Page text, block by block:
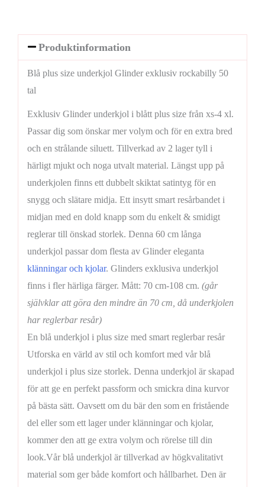
Produktinformation
Blå plus size underkjol Glinder exklusiv rockabilly 50
tal
Exklusiv Glinder underkjol i blått plus size från xs-4 xl.
Passar dig som önskar mer volym och för en extra bred
och en strålande siluett. Tillverkad av 2 lager tyll i
härligt mjukt och noga utvalt material. Längst upp på
underkjolen finns ett dubbelt skiktat satintyg för en
snygg och slätare midja. Ett insytt smart resårbandet i
midjan med en dold knapp som du enkelt & smidigt
reglerar till önskad storlek. Denna 60 cm långa
underkjol passar dom flesta av Glinder eleganta
klänningar och kjolar. Glinders exklusiva underkjol
finns i fler härliga färger. Mått: 70 cm-108 cm. (går
självklar att göra den mindre än 70 cm, då underkjolen
har reglerbar resår)
En blå underkjol i plus size med smart reglerbar resår
Utforska en värld av stil och komfort med vår blå
underkjol i plus size storlek. Denna underkjol är skapad
för att ge en perfekt passform och smickra dina kurvor
på bästa sätt. Oavsett om du bär den som en fristående
del eller som ett lager under klänningar och kjolar,
kommer den att ge extra volym och rörelse till din
look.Vår blå underkjol är tillverkad av högkvalitativt
material som ger både komfort och hållbarhet. Den är